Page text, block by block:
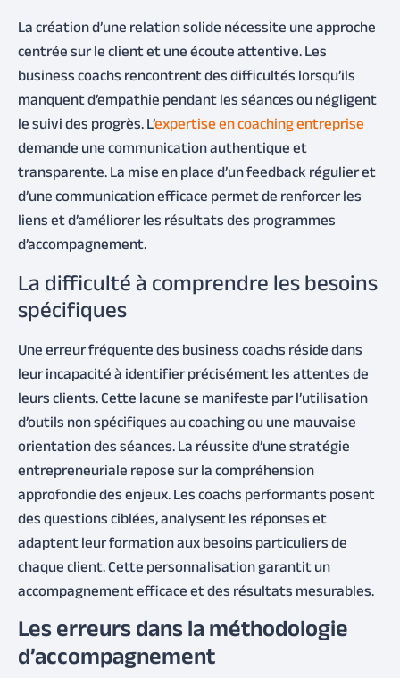
La création d’une relation solide nécessite une approche
centrée sur le client et une écoute attentive. Les
business coachs rencontrent des difficultés lorsqu’ils
manquent d’empathie pendant les séances ou négligent
le suivi des progrès. L’expertise en coaching entreprise
demande une communication authentique et
transparente. La mise en place d’un feedback régulier et
d’une communication efficace permet de renforcer les
liens et d’améliorer les résultats des programmes
d’accompagnement.
La difficulté à comprendre les besoins
spécifiques
Une erreur fréquente des business coachs réside dans
leur incapacité à identifier précisément les attentes de
leurs clients. Cette lacune se manifeste par l’utilisation
d’outils non spécifiques au coaching ou une mauvaise
orientation des séances. La réussite d’une stratégie
entrepreneuriale repose sur la compréhension
approfondie des enjeux. Les coachs performants posent
des questions ciblées, analysent les réponses et
adaptent leur formation aux besoins particuliers de
chaque client. Cette personnalisation garantit un
accompagnement efficace et des résultats mesurables.
Les erreurs dans la méthodologie
d’accompagnement